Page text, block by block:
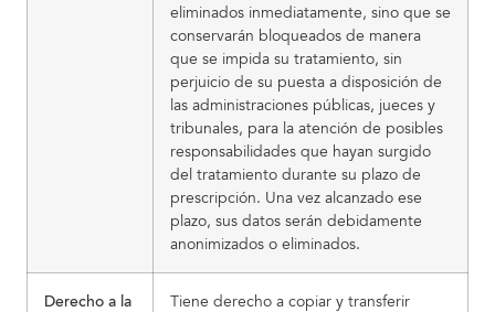
eliminados inmediatamente, sino que se
conservarán bloqueados de manera
que se impida su tratamiento, sin
perjuicio de su puesta a disposición de
las administraciones públicas, jueces y
tribunales, para la atención de posibles
responsabilidades que hayan surgido
del tratamiento durante su plazo de
prescripción. Una vez alcanzado ese
plazo, sus datos serán debidamente
anonimizados o eliminados.
Derecho a la
Tiene derecho a copiar y transferir